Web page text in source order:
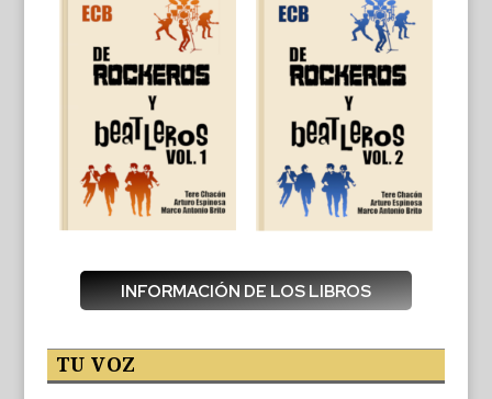
INFORMACIÓN DE LOS LIBROS
TU VOZ